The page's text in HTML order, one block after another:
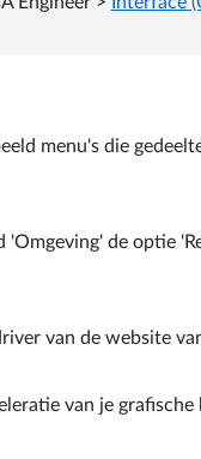
menu's die
de optie
van de website
van je grafische